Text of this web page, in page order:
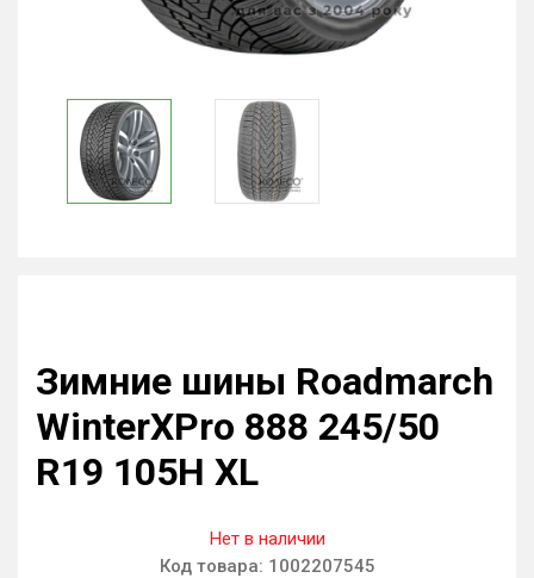
Зимние шины Roadmarch
WinterXPro 888 245/50
R19 105H XL
Нет в наличии
Код товара: 1002207545